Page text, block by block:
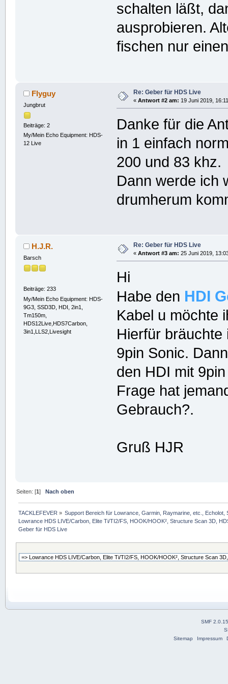
schalten läßt,
ausprobieren.
fischen nur
Flyguy
Jungbrut
Beiträge: 2
My/Mein Echo Equipment: HDS-
12 Live
Re: Geber für HDS Live
« Antwort #2 am: 19 Juni 2019,
Danke für die
in 1 einfach
200 und 83 khz.
Dann werde ich
drumherum
H.J.R.
Barsch
Beiträge: 233
My/Mein Echo Equipment: HDS-
9G3, SSD3D, HDI, 2in1,
Tm150m,
HDS12Live,HDS7Carbon,
3in1,LLS2,Livesight
Re: Geber für HDS Live
« Antwort #3 am: 25 Juni 2019,
Hi
Habe den HDI
Kabel u möchte
Hierfür bräuchte
9pin Sonic.
den HDI mit
Frage hat
Gebrauch?.
Gruß HJR
Seiten: [1]Nach oben
TACKLEFEVER » Support Bereich für Lowrance, Garmin, Raymarine, etc.,
Lowrance HDS LIVE/Carbon, Elite Ti/TI2/FS, HOOK/HOOK², Structure Scan 3D,
Geber für HDS Live
SMF 2.0.15
Sitemap
Impressum